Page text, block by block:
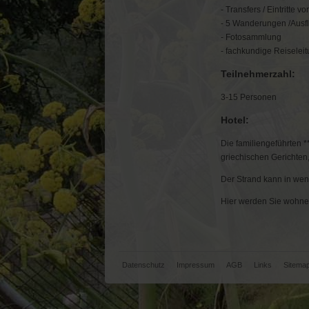
- Transfers / Eintritte
- 5 Wanderungen /
- Fotosammlung
- fachkundige
Teilnehmerzahl:
3-15 Personen
Hotel:
Die familiengeführten
griechischen
Der Strand kann in
Hier werden Sie
überspringen
Datenschutz Impressum AGB Links Sitemap